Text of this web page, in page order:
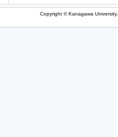
Copyright © Kanagawa